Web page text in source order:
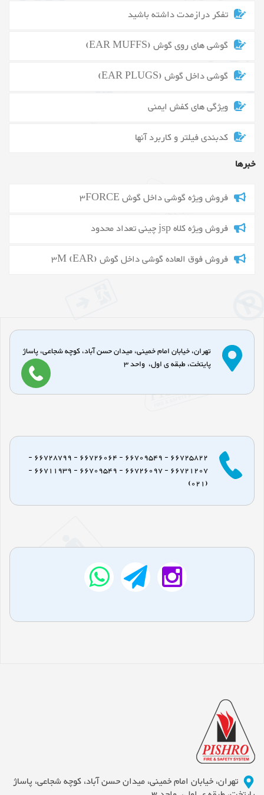
تفکر درازمدت داشته باشید
گوشی های روی گوش (EAR MUFFS)
گوشی داخل گوش (EAR PLUGS)
ویژگی های کفش ایمنی
کدبندی فیلتر و کاربرد آنها
خبرها
فروش ویژه گوشی داخل گوش 3FORCE
فروش ویژه کلاه jsp چینی تعداد محدود
فروش فوق العاده گوشی داخل گوش 3M (EAR)
تهران، خیابان امام خمینی، میدان حسن آباد، کوچه شجاعی، پاساژ
پایتخت، طبقه ی اول، واحد 3
66725822 - 66709549 - 66726064 - 66728799 -
66721207 - 66726097 - 66709549 - 66711939 -
(021)
تهران، خیابان امام خمینی، میدان حسن آباد، کوچه شجاعی، پاساژ